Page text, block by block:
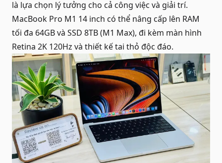
là lựa chọn lý tưởng cho cả công việc và giải trí.
MacBook Pro M1 14 inch có thể nâng cấp lên RAM
tối đa 64GB và SSD 8TB (M1 Max), đi kèm màn hình
Retina 2K 120Hz và thiết kế tai thỏ độc đáo.